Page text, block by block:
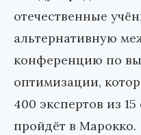
отечественные
альтернативную
конференцию по
оптимизации,
400 экспертов из
пройдёт в Марокко.